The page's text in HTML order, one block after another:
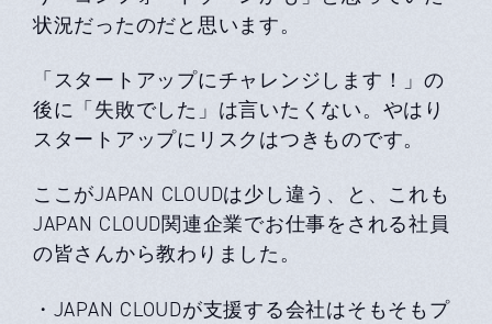
状況だったのだと思います。
「スタートアップにチャレンジします！」の
後に「失敗でした」は言いたくない。やはり
スタートアップにリスクはつきものです。
ここがJAPAN CLOUDは少し違う、と、これも
JAPAN CLOUD関連企業でお仕事をされる社員
の皆さんから教わりました。
・JAPAN CLOUDが支援する会社はそもそもプ